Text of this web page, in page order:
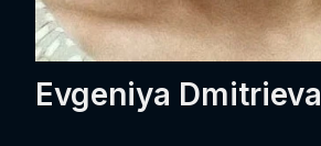
Evgeniya Dmitrieva